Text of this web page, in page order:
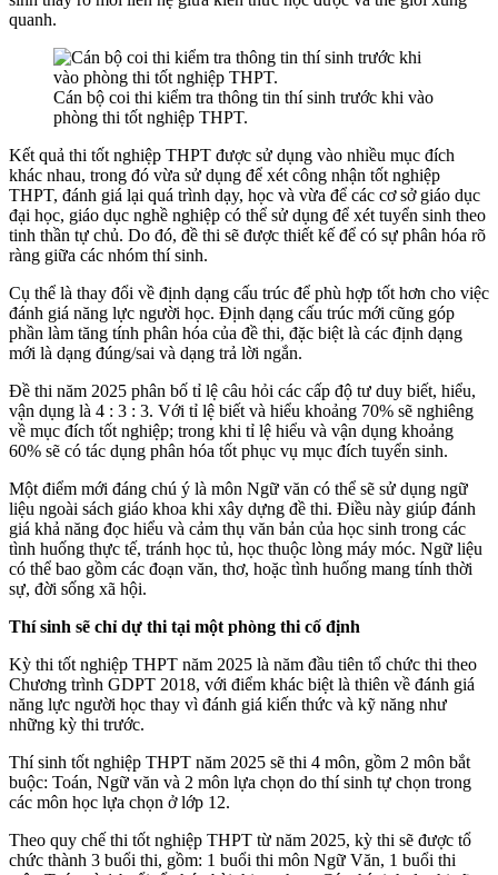
quanh.
Cán bộ coi thi kiểm tra thông tin thí sinh trước khi vào
phòng thi tốt nghiệp THPT.
Kết quả thi tốt nghiệp THPT được sử dụng vào nhiều mục đích
khác nhau, trong đó vừa sử dụng để xét công nhận tốt nghiệp
THPT, đánh giá lại quá trình dạy, học và vừa để các cơ sở giáo dục
đại học, giáo dục nghề nghiệp có thể sử dụng để xét tuyển sinh theo
tinh thần tự chủ. Do đó, đề thi sẽ được thiết kế để có sự phân hóa rõ
ràng giữa các nhóm thí sinh.
Cụ thể là thay đổi về định dạng cấu trúc để phù hợp tốt hơn cho việc
đánh giá năng lực người học. Định dạng cấu trúc mới cũng góp
phần làm tăng tính phân hóa của đề thi, đặc biệt là các định dạng
mới là dạng đúng/sai và dạng trả lời ngắn.
Đề thi năm 2025 phân bố tỉ lệ câu hỏi các cấp độ tư duy biết, hiểu,
vận dụng là 4 : 3 : 3. Với tỉ lệ biết và hiểu khoảng 70% sẽ nghiêng
về mục đích tốt nghiệp; trong khi tỉ lệ hiểu và vận dụng khoảng
60% sẽ có tác dụng phân hóa tốt phục vụ mục đích tuyển sinh.
Một điểm mới đáng chú ý là môn Ngữ văn có thể sẽ sử dụng ngữ
liệu ngoài sách giáo khoa khi xây dựng đề thi. Điều này giúp đánh
giá khả năng đọc hiểu và cảm thụ văn bản của học sinh trong các
tình huống thực tế, tránh học tủ, học thuộc lòng máy móc. Ngữ liệu
có thể bao gồm các đoạn văn, thơ, hoặc tình huống mang tính thời
sự, đời sống xã hội.
Thí sinh sẽ chỉ dự thi tại một phòng thi cố định
Kỳ thi tốt nghiệp THPT năm 2025 là năm đầu tiên tổ chức thi theo
Chương trình GDPT 2018, với điểm khác biệt là thiên về đánh giá
năng lực người học thay vì đánh giá kiến thức và kỹ năng như
những kỳ thi trước.
Thí sinh tốt nghiệp THPT năm 2025 sẽ thi 4 môn, gồm 2 môn bắt
buộc: Toán, Ngữ văn và 2 môn lựa chọn do thí sinh tự chọn trong
các môn học lựa chọn ở lớp 12.
Theo quy chế thi tốt nghiệp THPT từ năm 2025, kỳ thi sẽ được tổ
chức thành 3 buổi thi, gồm: 1 buổi thi môn Ngữ Văn, 1 buổi thi